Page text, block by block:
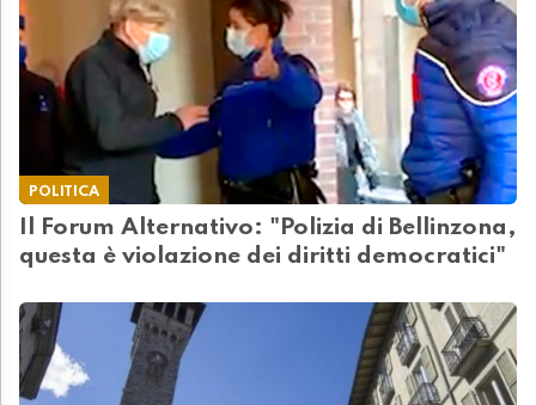
POLITICA
Il Forum Alternativo: "Polizia di Bellinzona,
questa è violazione dei diritti democratici"